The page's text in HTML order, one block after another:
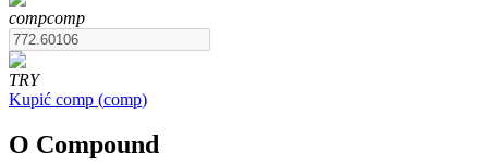
compcomp
TRY
Kupić comp (comp)
O Compound